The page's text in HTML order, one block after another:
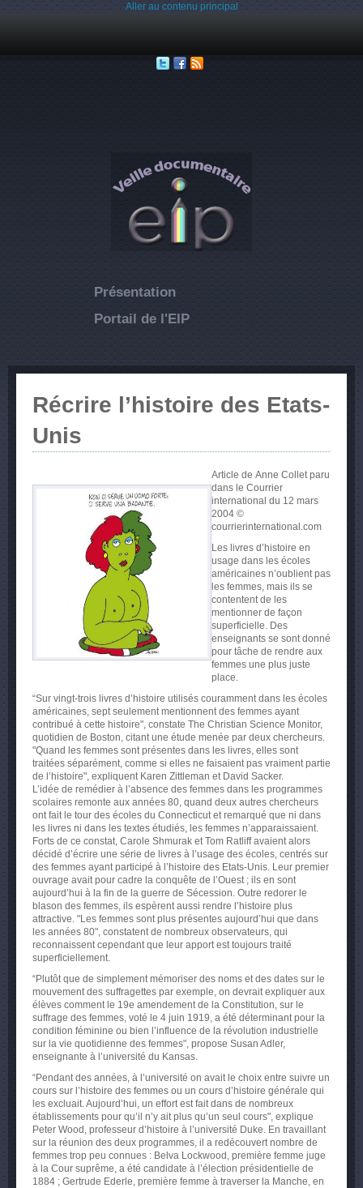
Aller au contenu principal
Présentation
Portail de l'EIP
Récrire l’histoire des Etats-
Unis
Article de Anne Collet paru
dans le Courrier
international du 12 mars
2004 ©
courrierinternational.com
Les livres d’histoire en
usage dans les écoles
américaines n’oublient pas
les femmes, mais ils se
contentent de les
mentionner de façon
superficielle. Des
enseignants se sont donné
pour tâche de rendre aux
femmes une plus juste
place.
“Sur vingt-trois livres d’histoire utilisés couramment dans les écoles
américaines, sept seulement mentionnent des femmes ayant
contribué à cette histoire", constate The Christian Science Monitor,
quotidien de Boston, citant une étude menée par deux chercheurs.
"Quand les femmes sont présentes dans les livres, elles sont
traitées séparément, comme si elles ne faisaient pas vraiment partie
de l’histoire", expliquent Karen Zittleman et David Sacker.
L’idée de remédier à l’absence des femmes dans les programmes
scolaires remonte aux années 80, quand deux autres chercheurs
ont fait le tour des écoles du Connecticut et remarqué que ni dans
les livres ni dans les textes étudiés, les femmes n’apparaissaient.
Forts de ce constat, Carole Shmurak et Tom Ratliff avaient alors
décidé d’écrire une série de livres à l’usage des écoles, centrés sur
des femmes ayant participé à l’histoire des Etats-Unis. Leur premier
ouvrage avait pour cadre la conquête de l’Ouest ; ils en sont
aujourd’hui à la fin de la guerre de Sécession. Outre redorer le
blason des femmes, ils espèrent aussi rendre l’histoire plus
attractive. "Les femmes sont plus présentes aujourd’hui que dans
les années 80", constatent de nombreux observateurs, qui
reconnaissent cependant que leur apport est toujours traité
superficiellement.
“Plutôt que de simplement mémoriser des noms et des dates sur le
mouvement des suffragettes par exemple, on devrait expliquer aux
élèves comment le 19e amendement de la Constitution, sur le
suffrage des femmes, voté le 4 juin 1919, a été déterminant pour la
condition féminine ou bien l’influence de la révolution industrielle
sur la vie quotidienne des femmes", propose Susan Adler,
enseignante à l’université du Kansas.
“Pendant des années, à l’université on avait le choix entre suivre un
cours sur l’histoire des femmes ou un cours d’histoire générale qui
les excluait. Aujourd’hui, un effort est fait dans de nombreux
établissements pour qu’il n’y ait plus qu’un seul cours", explique
Peter Wood, professeur d’histoire à l’université Duke. En travaillant
sur la réunion des deux programmes, il a redécouvert nombre de
femmes trop peu connues : Belva Lockwood, première femme juge
à la Cour suprême, a été candidate à l’élection présidentielle de
1884 ; Gertrude Ederle, première femme à traverser la Manche, en